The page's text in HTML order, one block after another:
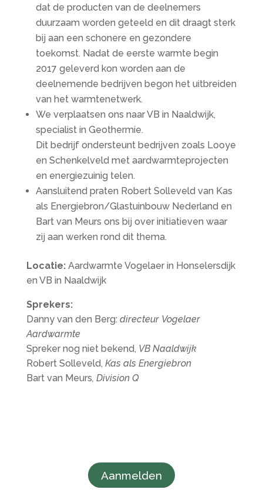
dat de producten van de deelnemers
duurzaam worden geteeld en dit draagt sterk
bij aan een schonere en gezondere
toekomst. Nadat de eerste warmte begin
2017 geleverd kon worden aan de
deelnemende bedrijven begon het uitbreiden
van het warmtenetwerk.
We verplaatsen ons naar VB in Naaldwijk,
specialist in Geothermie.
Dit bedrijf ondersteunt bedrijven zoals Looye
en Schenkelveld met aardwarmteprojecten
en energiezuinig telen.
Aansluitend praten Robert Solleveld van Kas
als Energiebron/Glastuinbouw Nederland en
Bart van Meurs ons bij over initiatieven waar
zij aan werken rond dit thema.
Locatie: Aardwarmte Vogelaer in Honselersdijk
en VB in Naaldwijk
Sprekers:
Danny van den Berg: directeur Vogelaer
Aardwarmte
Spreker nog niet bekend, VB Naaldwijk
Robert Solleveld, Kas als Energiebron
Bart van Meurs, Division Q
Aanmelden